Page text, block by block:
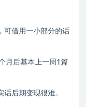
可借用一小部分的话
月后基本上一周1篇
后期变现很难。